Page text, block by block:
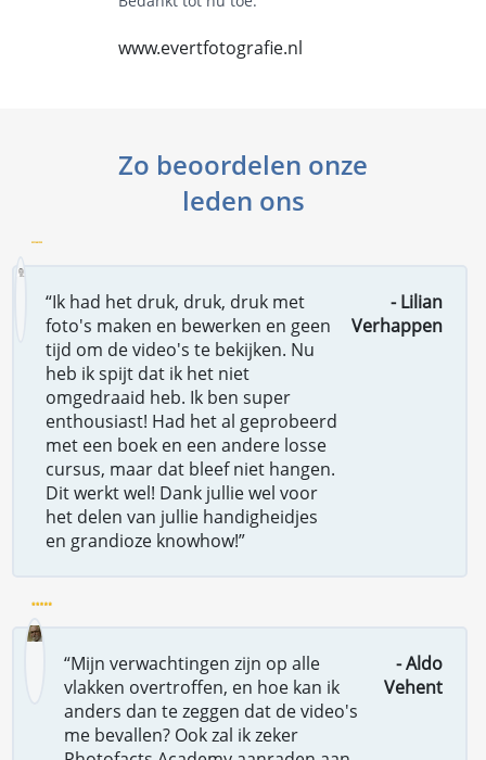
www.evertfotografie.nl
Zo beoordelen onze
leden ons
“Ik had het druk, druk, druk met
foto's maken en bewerken en geen
tijd om de video's te bekijken. Nu
heb ik spijt dat ik het niet
omgedraaid heb. Ik ben super
enthousiast! Had het al geprobeerd
met een boek en een andere losse
cursus, maar dat bleef niet hangen.
Dit werkt wel! Dank jullie wel voor
het delen van jullie handigheidjes
en grandioze knowhow!”
- Lilian
Verhappen
“Mijn verwachtingen zijn op alle
vlakken overtroffen, en hoe kan ik
anders dan te zeggen dat de video's
me bevallen? Ook zal ik zeker
- Aldo
Vehent